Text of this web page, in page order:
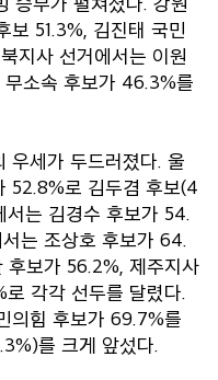
보 51.3%, 김진태 국민
지사 선거에서는 이원
소속 후보가 46.3%를
우세가 두드러졌다. 울
52.8%로 김두겸 후보(4
는 김경수 후보가 54.
는 조상호 후보가 64.
후보가 56.2%, 제주지사
각각 선두를 달렸다.
의힘 후보가 69.7%를
를 크게 앞섰다.